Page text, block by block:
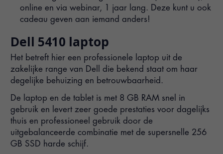
online en via webinar, 1 jaar lang. Deze kunt u ook
cadeau geven aan iemand anders!
Dell 5410 laptop
Het betreft hier een professionele laptop uit de
zakelijke range van Dell die bekend staat om haar
degelijke behuizing en betrouwbaarheid.
De laptop en de tablet is met 8 GB RAM snel in
gebruik en levert zeer goede prestaties voor dagelijks
thuis en professioneel gebruik door de
uitgebalanceerde combinatie met de supersnelle 256
GB SSD harde schijf.